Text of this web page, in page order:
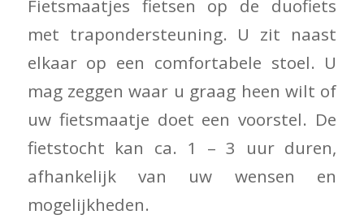
Fietsmaatjes fietsen op de duofiets
met trapondersteuning. U zit naast
elkaar op een comfortabele stoel. U
mag zeggen waar u graag heen wilt of
uw fietsmaatje doet een voorstel. De
fietstocht kan ca. 1 – 3 uur duren,
afhankelijk van uw wensen en
mogelijkheden.